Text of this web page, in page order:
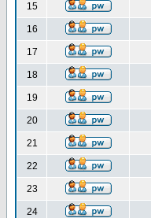
15
16
17
18
19
20
21
22
23
24